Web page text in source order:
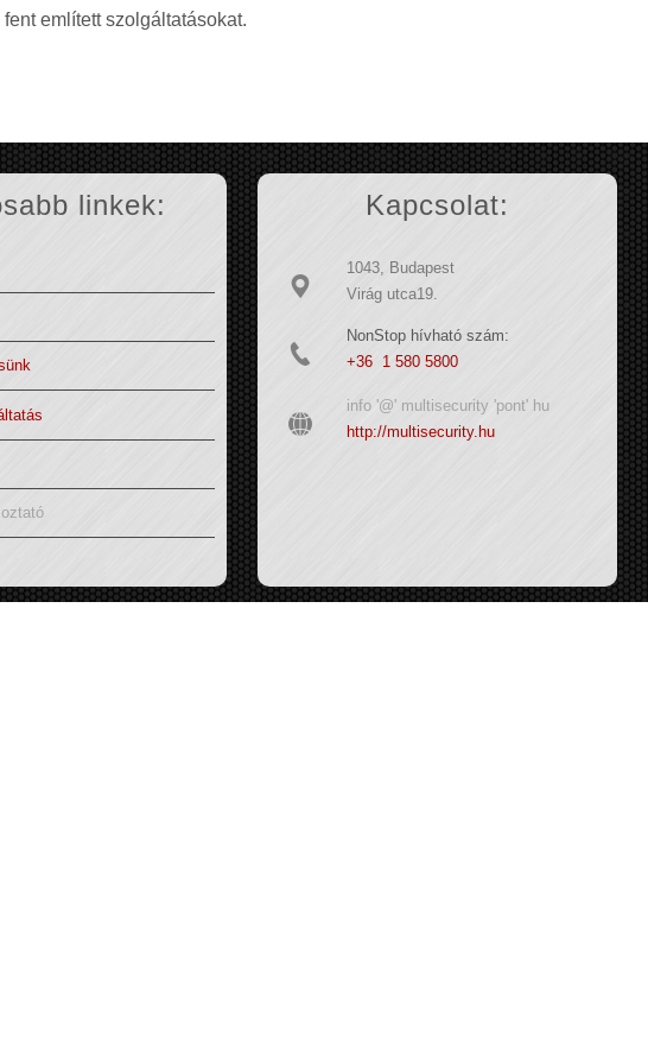
említett szolgáltatásokat.
linkek: Kapcsolat:
1043, Budapest
Virág utca19.
NonStop hívható szám:
+36 1 580 5800
info '@' multisecurity 'pont' hu
http://multisecurity.hu